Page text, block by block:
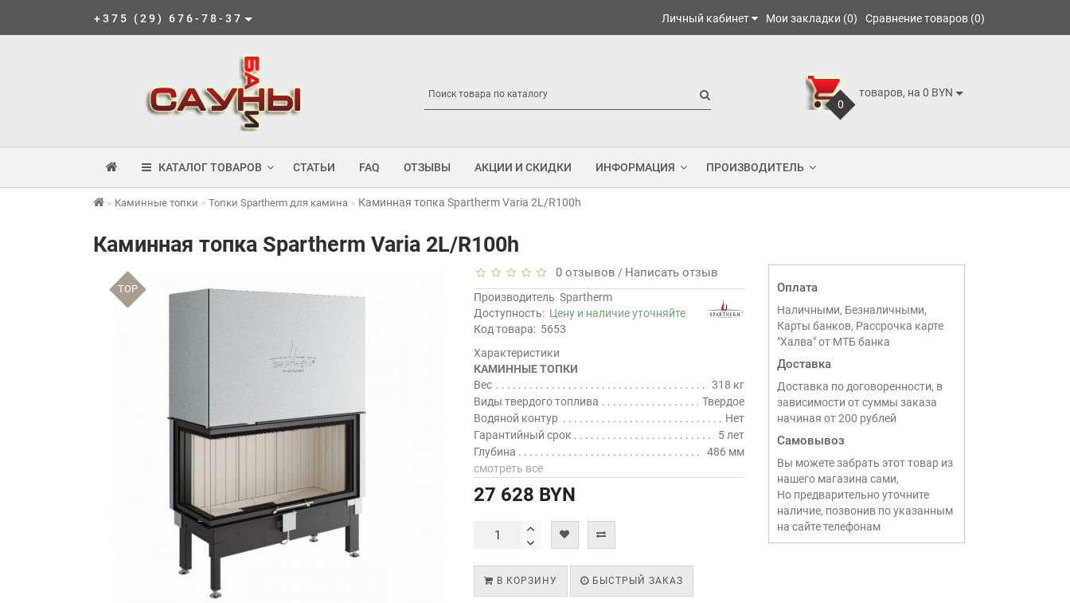
+375 (29) 676-78-37 Личный кабинет Мои закладки (0) Сравнение товаров (0)
0
товаров, на 0 BYN
КАТАЛОГ ТОВАРОВ СТАТЬИ FAQ ОТЗЫВЫ АКЦИИ И СКИДКИ ИНФОРМАЦИЯ ПРОИЗВОДИТЕЛЬ
Каминные топки Топки Spartherm для камина Каминная топка Spartherm Varia 2L/R100h
Каминная топка Spartherm Varia 2L/R100h
TOP
0 отзывов / Написать отзыв
Производитель Spartherm
Доступность: Цену и наличие уточняйте
Код товара: 5653
Характеристики
КАМИННЫЕ ТОПКИ
Вес
318 кг
Виды твердого топлива
Твердое
Водяной контур
Нет
Гарантийный срок
5 лет
Глубина
486 мм
смотреть все
27 628 BYN
В КОРЗИНУ БЫСТРЫЙ ЗАКАЗ
Оплата
Наличными, Безналичными,
Карты банков, Рассрочка карте
"Халва" от МТБ банка
Доставка
Доставка по договоренности, в
зависимости от суммы заказа
начиная от 200 рублей
Самовывоз
Вы можете забрать этот товар из
нашего магазина сами,
Но предварительно уточните
наличие, позвонив по указанным
на сайте телефонам